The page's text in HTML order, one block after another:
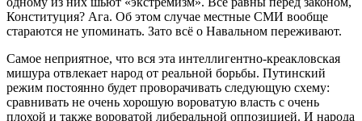
Конституция? Ага. Об этом случае местные СМИ вообще
стараются не упоминать. Зато всё о Навальном переживают.
Самое неприятное, что вся эта интеллигентно-креакловская
мишура отвлекает народ от реальной борьбы. Путинский
режим постоянно будет проворачивать следующую схему:
сравнивать не очень хорошую вороватую власть с очень
плохой и также вороватой либеральной оппозицией. И народа